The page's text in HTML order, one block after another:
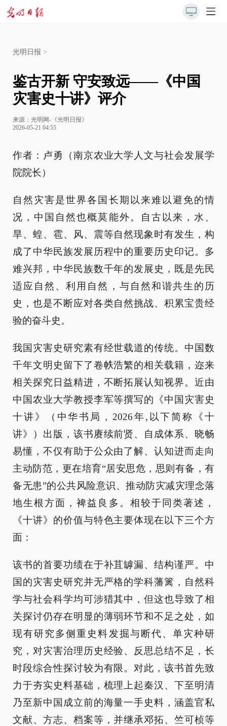
光明日报 >
鉴古开新 守安致远——《中国
灾害史十讲》评介
来源： 光明网-《光明日报》
2026-05-21 04:55
作者：卢勇（南京农业大学人文与社会发展学
院院长）
自然灾害是世界各国长期以来难以避免的情
况，中国自然也概莫能外。自古以来，水、
旱、蝗、雹、风、震等自然现象时有发生，构
成了中华民族发展历程中的重要历史印记。多
难兴邦，中华民族数千年的发展史，既是先民
适应自然、利用自然，与自然和谐共生的历
史，也是不断应对各类自然挑战、积累宝贵经
验的奋斗史。
我国灾害史研究素有经世载道的传统。中国数
千年文明史留下了卷帙浩繁的相关载籍，迩来
相关探究日益精进，不断拓展认知视界。近由
中国农业大学教授李军等撰写的《中国灾害史
十讲》（中华书局，2026年,以下简称《十
讲》）出版，该书赓续前贤、自成体系、晓畅
易懂，不仅有助于公众由了解、认知进而走向
主动防范，更在培育“居安思危，思则有备，有
备无患”的公共风险意识、推动防灾减灾理念落
地生根方面，裨益良多。相较于同类著述，
《十讲》的价值与特色主要体现在以下三个方
面：
该书的首要功绩在于补苴罅漏、结构谨严。中
国的灾害史研究并无严格的学科藩篱，自然科
学与社会科学均可涉猎其中，但这也导致了相
关探讨仍存在明显的薄弱环节和不足之处，如
现有研究多侧重史料发掘与断代、单灾种研
究，对灾害治理历史经验、反思总结不足，长
时段综合性探讨较为有限。对此，该书首先致
力于夯实史料基础，梳理上起秦汉、下至明清
乃至新中国成立前的海量一手史料，涵盖官私
文献、方志、档案等，并继承邓拓、竺可桢等